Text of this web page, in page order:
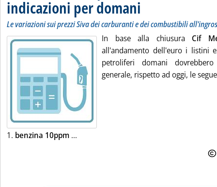
indicazioni per domani
Le variazioni sui prezzi Siva dei carburanti e dei combustibili
In base alla chiusura Cif
all'andamento dell'euro i listini
petroliferi domani
generale, rispetto ad oggi, le
1. benzina 10ppm ...